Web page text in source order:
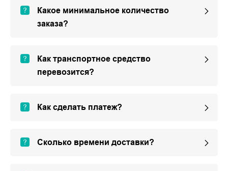
Какое минимальное количество
заказа?
Как транспортное средство
перевозится?
Как сделать платеж?
Сколько времени доставки?